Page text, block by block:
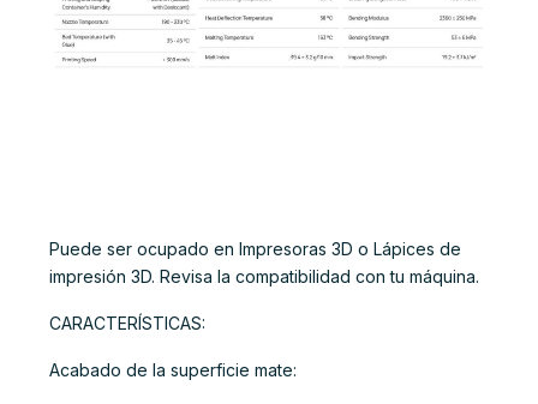
Puede ser ocupado en Impresoras 3D o Lápices de
impresión 3D. Revisa la compatibilidad con tu máquina.
CARACTERÍSTICAS:
Acabado de la superficie mate: